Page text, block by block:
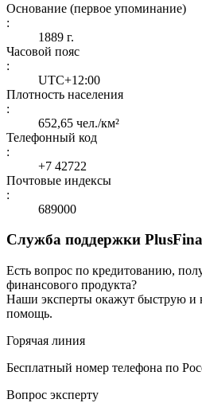
Основание (первое упоминание)
:
1889 г.
Часовой пояс
:
UTC+12:00
Плотность населения
:
652,65 чел./км²
Телефонный код
:
+7 42722
Почтовые индексы
:
689000
Служба поддержки
Есть вопрос по кредитованию,
финансового продукта?
Наши эксперты окажут быструю и
помощь.
Горячая линия
Бесплатный номер телефона по
Вопрос эксперту